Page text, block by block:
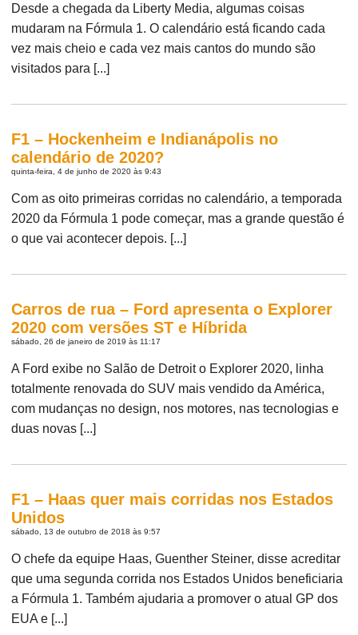
Desde a chegada da Liberty Media, algumas coisas
mudaram na Fórmula 1. O calendário está ficando cada
vez mais cheio e cada vez mais cantos do mundo são
visitados para [...]
F1 – Hockenheim e Indianápolis no
calendário de 2020?
quinta-feira, 4 de junho de 2020 às 9:43
Com as oito primeiras corridas no calendário, a temporada
2020 da Fórmula 1 pode começar, mas a grande questão é
o que vai acontecer depois. [...]
Carros de rua – Ford apresenta o Explorer
2020 com versões ST e Híbrida
sábado, 26 de janeiro de 2019 às 11:17
A Ford exibe no Salão de Detroit o Explorer 2020, linha
totalmente renovada do SUV mais vendido da América,
com mudanças no design, nos motores, nas tecnologias e
duas novas [...]
F1 – Haas quer mais corridas nos Estados
Unidos
sábado, 13 de outubro de 2018 às 9:57
O chefe da equipe Haas, Guenther Steiner, disse acreditar
que uma segunda corrida nos Estados Unidos beneficiaria
a Fórmula 1. Também ajudaria a promover o atual GP dos
EUA e [...]